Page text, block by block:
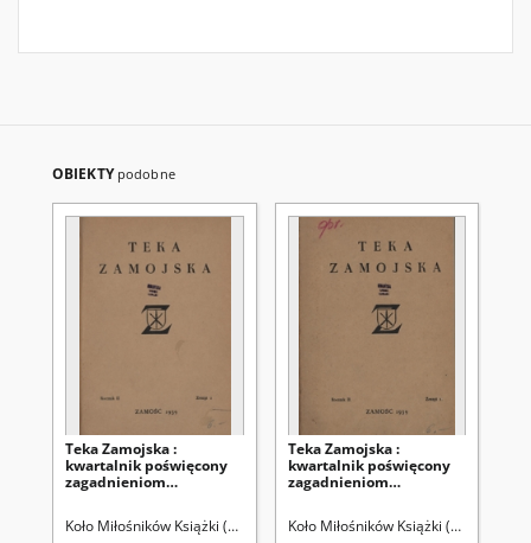
OBIEKTY podobne
Teka Zamojska :
kwartalnik poświęcony
zagadnieniom
regionalny R. 2=6, nr 2
(kwiec./czerw, 1939)
Koło Miłośników Książki (Zamość).
Teka Zamojska :
kwartalnik poświęcony
zagadnieniom
regionalny R. 2=6, nr 1
(stycz./mar. 1939)
Koło Miłośników Książki (Zamość).